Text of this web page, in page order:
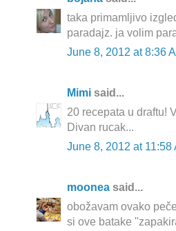
taka primamljivo
paradajz. ja volim
June 8, 2012 at 8:36
Mimi said...
20 recepata u draftu!
Divan rucak...
June 8, 2012 at 11:58
moonea said...
obožavam ovako
si ove batake